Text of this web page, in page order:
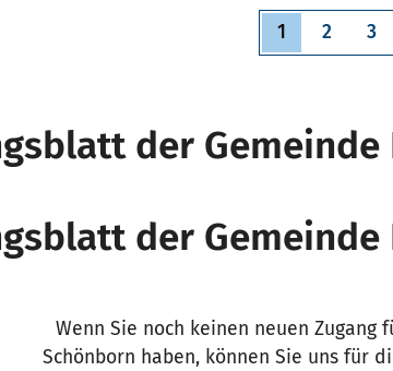
Aktuelle
Seite
1 Seite
2 3
der Gemeinde
der Gemeinde
Wenn Sie noch keinen neuen Zugang
Schönborn haben, können Sie uns für